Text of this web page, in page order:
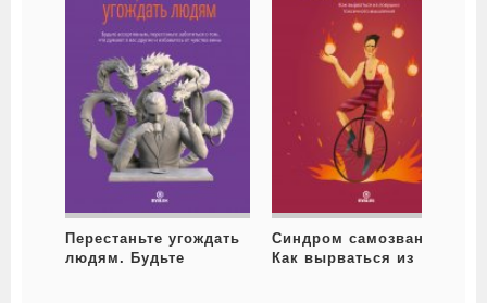
Перестаньте угождать
людям. Будьте
Синдром самозванца.
Как вырваться из